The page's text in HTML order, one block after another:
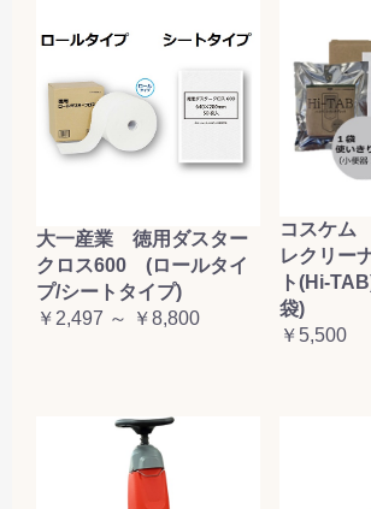
大一産業 徳用ダスター
クロス600 (ロールタイ
プ/シートタイプ)
￥2,497 ～ ￥8,800
コスケム
レクリー
ト(Hi-
袋)
￥5,500